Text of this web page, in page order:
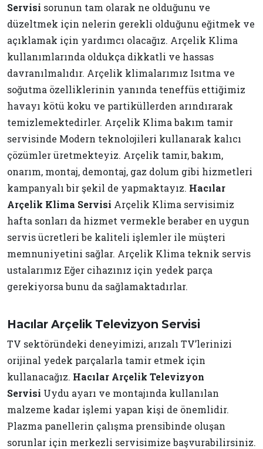
Servisi sorunun tam olarak ne olduğunu ve
düzeltmek için nelerin gerekli olduğunu eğitmek ve
açıklamak için yardımcı olacağız. Arçelik Klima
kullanımlarında oldukça dikkatli ve hassas
davranılmalıdır. Arçelik klimalarımız Isıtma ve
soğutma özelliklerinin yanında teneffüs ettiğimiz
havayı kötü koku ve partiküllerden arındırarak
temizlemektedirler. Arçelik Klima bakım tamir
servisinde Modern teknolojileri kullanarak kalıcı
çözümler üretmekteyiz. Arçelik tamir, bakım,
onarım, montaj, demontaj, gaz dolum gibi hizmetleri
kampanyalı bir şekil de yapmaktayız. Hacılar
Arçelik Klima Servisi Arçelik Klima servisimiz
hafta sonları da hizmet vermekle beraber en uygun
servis ücretleri be kaliteli işlemler ile müşteri
memnuniyetini sağlar. Arçelik Klima teknik servis
ustalarımız Eğer cihazınız için yedek parça
gerekiyorsa bunu da sağlamaktadırlar.
Hacılar Arçelik Televizyon Servisi
TV sektöründeki deneyimizi, arızalı TV’lerinizi
orijinal yedek parçalarla tamir etmek için
kullanacağız. Hacılar Arçelik Televizyon
Servisi Uydu ayarı ve montajında kullanılan
malzeme kadar işlemi yapan kişi de önemlidir.
Plazma panellerin çalışma prensibinde oluşan
sorunlar için merkezli servisimize başvurabilirsiniz.